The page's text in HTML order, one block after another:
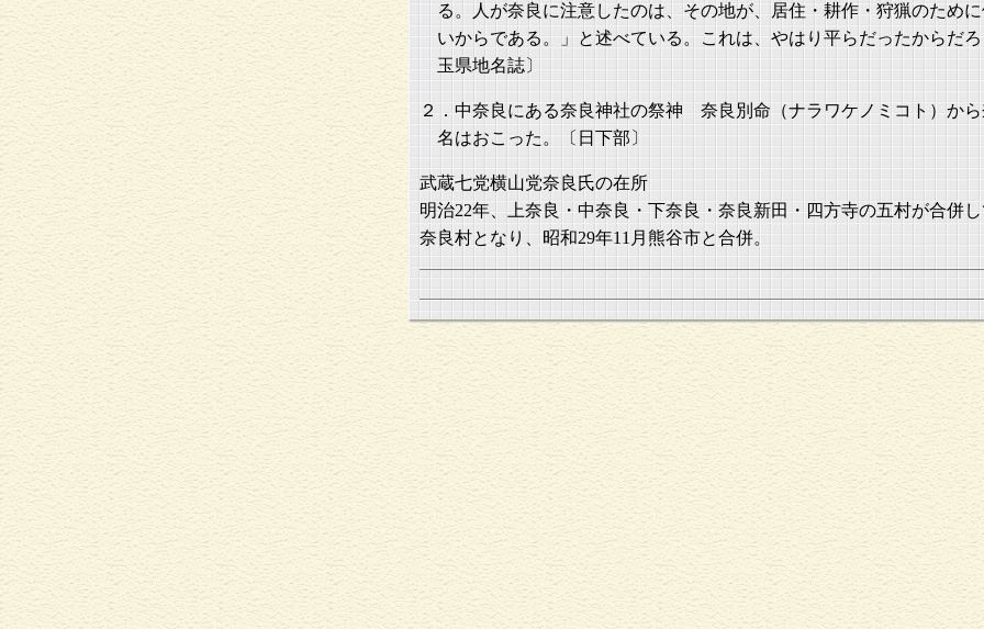
る。人が奈良に注意したのは、その地が、居住・耕作・狩猟のため
いからである。」と述べている。これは、やはり平らだったからだ
玉県地名誌〕
２．中奈良にある奈良神社の祭神 奈良別命（ナラワケノミコト）か
名はおこった。〔日下部〕
武蔵七党横山党奈良氏の在所
明治22年、上奈良・中奈良・下奈良・奈良新田・四方寺の五村が合併
奈良村となり、昭和29年11月熊谷市と合併。